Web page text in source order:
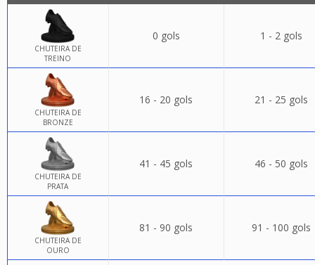
CHUTEIRA DE
TREINO
0 gols 1 - 2 gols
CHUTEIRA DE
BRONZE
16 - 20 gols 21 - 25 gols
CHUTEIRA DE
PRATA
41 - 45 gols 46 - 50 gols
CHUTEIRA DE
OURO
81 - 90 gols 91 - 100 gols